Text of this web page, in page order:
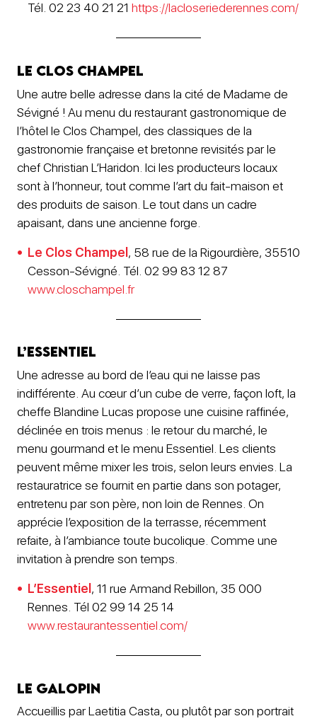
Tél. 02 23 40 21 21 https://lacloseriederennes.com/
Le Clos Champel
Une autre belle adresse dans la cité de Madame de
Sévigné ! Au menu du restaurant gastronomique de
l’hôtel le Clos Champel, des classiques de la
gastronomie française et bretonne revisités par le
chef Christian L’Haridon. Ici les producteurs locaux
sont à l’honneur, tout comme l’art du fait-maison et
des produits de saison. Le tout dans un cadre
apaisant, dans une ancienne forge.
Le Clos Champel, 58 rue de la Rigourdière, 35510
Cesson-Sévigné. Tél. 02 99 83 12 87
www.closchampel.fr
L’Essentiel
Une adresse au bord de l’eau qui ne laisse pas
indifférente. Au cœur d’un cube de verre, façon loft, la
cheffe Blandine Lucas propose une cuisine raffinée,
déclinée en trois menus : le retour du marché, le
menu gourmand et le menu Essentiel. Les clients
peuvent même mixer les trois, selon leurs envies. La
restauratrice se fournit en partie dans son potager,
entretenu par son père, non loin de Rennes. On
apprécie l’exposition de la terrasse, récemment
refaite, à l’ambiance toute bucolique. Comme une
invitation à prendre son temps.
L’Essentiel , 11 rue Armand Rebillon, 35 000
Rennes. Tél 02 99 14 25 14
www.restaurantessentiel.com/
Le Galopin
Accueillis par Laetitia Casta, ou plutôt par son portrait